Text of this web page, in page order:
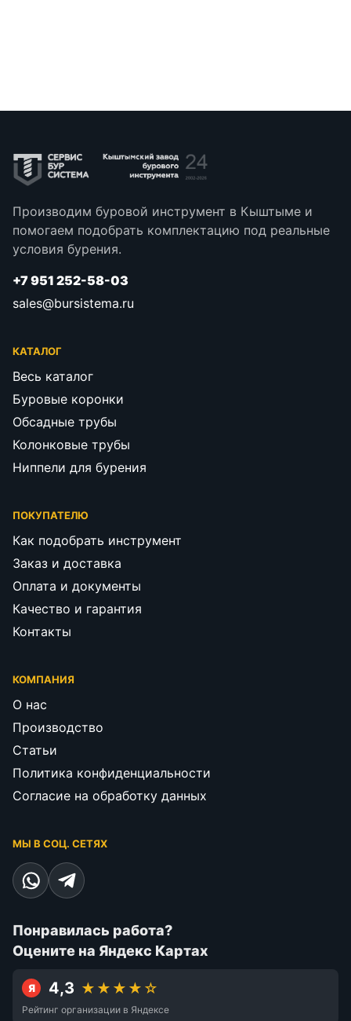
Производим буровой инструмент в Кыштыме и
помогаем подобрать комплектацию под реальные
условия бурения.
+7 951 252-58-03
sales@bursistema.ru
КАТАЛОГ
Весь каталог
Буровые коронки
Обсадные трубы
Колонковые трубы
Ниппели для бурения
ПОКУПАТЕЛЮ
Как подобрать инструмент
Заказ и доставка
Оплата и документы
Качество и гарантия
Контакты
КОМПАНИЯ
О нас
Производство
Статьи
Политика конфиденциальности
Согласие на обработку данных
МЫ В СОЦ. СЕТЯХ
Понравилась работа?
Оцените на Яндекс Картах
Я 4,3 ★★★★☆
Рейтинг организации в Яндексе